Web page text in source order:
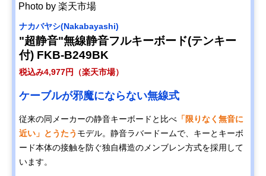
Photo by 楽天市場
ナカバヤシ(Nakabayashi)
"超静音"無線静音フルキーボード(テンキー
付) FKB-B249BK
税込み4,977円（楽天市場）
ケーブルが邪魔にならない無線式
従来の同メーカーの静音キーボードと比べ 「限りなく無音に
近い」とうたう モデル。静音ラバードームで、キーとキーボ
ード本体の接触を防ぐ独自構造のメンブレン方式を採用して
います。